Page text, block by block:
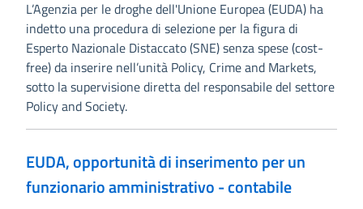
L’Agenzia per le droghe dell'Unione Europea (EUDA) ha
indetto una procedura di selezione per la figura di
Esperto Nazionale Distaccato (SNE) senza spese (cost-
free) da inserire nell’unità Policy, Crime and Markets,
sotto la supervisione diretta del responsabile del settore
Policy and Society.
EUDA, opportunità di inserimento per un
funzionario amministrativo - contabile